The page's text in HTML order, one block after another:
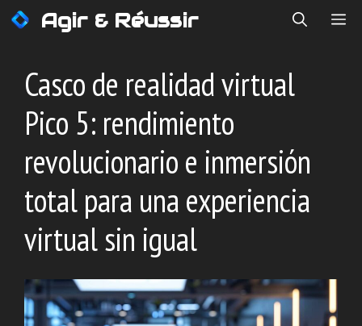
Saltar
Agir & Réussir
Casco de realidad virtual
Pico 5: rendimiento
revolucionario e inmersión
total para una experiencia
virtual sin igual